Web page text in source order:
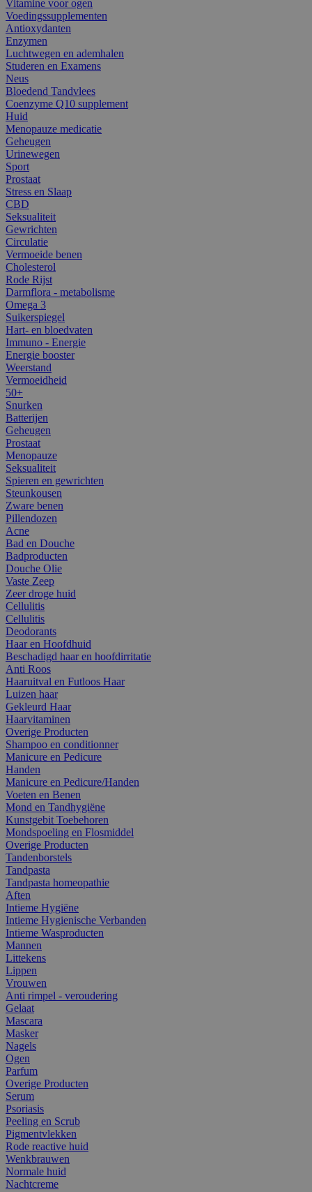
Vitamine voor ogen
Voedingssupplementen
Antioxydanten
Enzymen
Luchtwegen en ademhalen
Studeren en Examens
Neus
Bloedend Tandvlees
Coenzyme Q10 supplement
Huid
Menopauze medicatie
Geheugen
Urinewegen
Sport
Prostaat
Stress en Slaap
CBD
Seksualiteit
Gewrichten
Circulatie
Vermoeide benen
Cholesterol
Rode Rijst
Darmflora - metabolisme
Omega 3
Suikerspiegel
Hart- en bloedvaten
Immuno - Energie
Energie booster
Weerstand
Vermoeidheid
50+
Snurken
Batterijen
Geheugen
Prostaat
Menopauze
Seksualiteit
Spieren en gewrichten
Steunkousen
Zware benen
Pillendozen
Acne
Bad en Douche
Badproducten
Douche Olie
Vaste Zeep
Zeer droge huid
Cellulitis
Cellulitis
Deodorants
Haar en Hoofdhuid
Beschadigd haar en hoofdirritatie
Anti Roos
Haaruitval en Futloos Haar
Luizen haar
Gekleurd Haar
Haarvitaminen
Overige Producten
Shampoo en conditionner
Manicure en Pedicure
Handen
Manicure en Pedicure/Handen
Voeten en Benen
Mond en Tandhygiëne
Kunstgebit Toebehoren
Mondspoeling en Flosmiddel
Overige Producten
Tandenborstels
Tandpasta
Tandpasta homeopathie
Aften
Intieme Hygiëne
Intieme Hygienische Verbanden
Intieme Wasproducten
Mannen
Littekens
Lippen
Vrouwen
Anti rimpel - veroudering
Gelaat
Mascara
Masker
Nagels
Ogen
Parfum
Overige Producten
Serum
Psoriasis
Peeling en Scrub
Pigmentvlekken
Rode reactive huid
Wenkbrauwen
Normale huid
Nachtcreme